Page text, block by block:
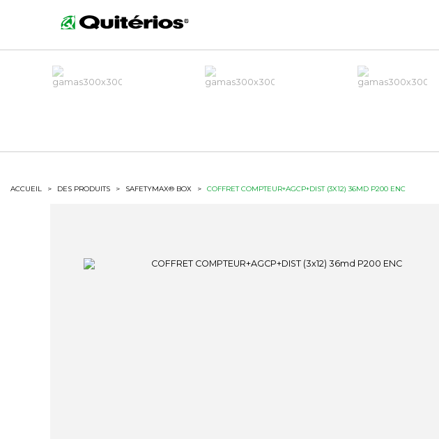
ACCUEIL > DES PRODUITS > SAFETYMAX® BOX > COFFRET COMPTEUR+AGCP+DIST (3X12) 36MD P200 ENC